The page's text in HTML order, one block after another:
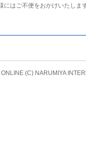
にはご不便をおかけいたしま